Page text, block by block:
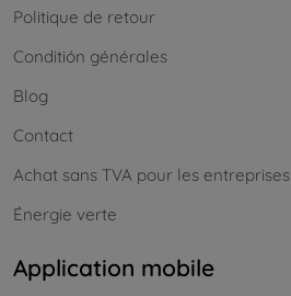
Politique de retour
Conditión générales
Blog
Contact
Achat sans TVA pour les entreprises
Énergie verte
Application mobile